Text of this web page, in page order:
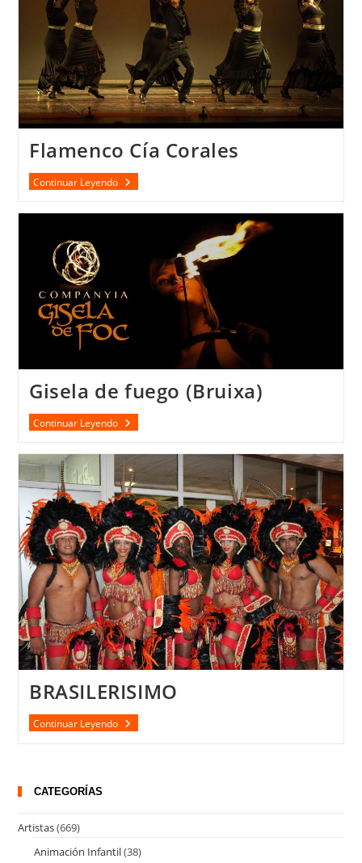
Flamenco Cía Corales
Continuar LeyendoFlamenco
Cía
Gisela de fuego (Bruixa)
Continuar LeyendoGisela
De
(Bruixa)
BRASILERISIMO
Continuar LeyendoBRASILERISIMO
CATEGORÍAS
Artistas(669)
Animación Infantil(38)